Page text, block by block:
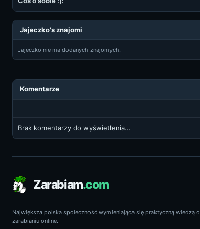
Jajeczko's znajomi
Jajeczko nie ma dodanych znajomych.
Komentarze
Brak komentarzy do wyświetlenia...
Zarabiam.com
Największa polska społeczność wymieniająca się praktyczną wiedzą o
zarabianiu online.